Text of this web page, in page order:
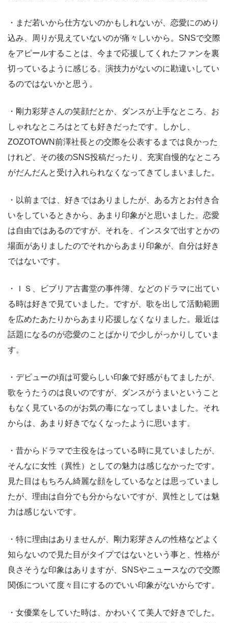
・まだ若いから仕方ないのかもしれないが、恋愛にのめり
込み、周りが見えていないのが痛々しいから。SNSで交際
をアピールすることは、今まで応援してくれたファンを裏
切っているように感じる。演技力がないのに勘違いしてい
るのではないかと思う。
・剛力彩芽さんの笑顔だとか、ダンスが上手なところ、お
しゃれなところはとても好きだったです。しかし、
ZOZOTOWN前澤社長との交際を公表するまでは良かった
けれど、その後のSNS投稿だったり、充実自慢的なところ
がだんだんと受け入れられなくなってきてしまいました。
・以前までは、好きではありましたが、ある方とお付き合
いをしているときから、あまり印象がと思いました。恋愛
は自由ではあるのですが、それを、インスタで出すとかの
場面がありましたのでそれからあまり印象が、自分は好き
ではないです。
・ＩＳ、ビブリア古書堂の事件簿、などのドラマに出てい
る時は好きで見ていました。ですが、歌を出して活動範囲
を広めたあたりからあまり応援しなくなりました。最近は
話題になるのが恋愛のことばかりで少しがっかりしていま
す。
・デビューの頃は可愛らしい印象で好感がもてましたが、
歌をうたうのは良いのですが、ダンスがうまいということ
もなく見ているのがお気の毒になってしまいました。それ
からは、あまり好きでなくなったように思います。
・昔からドラマで主役をはっている時に見ていましたが、
そんなに女性（異性）としての魅力は感じなかったです。
見た目はもちろん綺麗な顔をしているなとは思っていまし
たが、理由は自分でも分からないですが、異性としては魅
力は感じないです。
・特に理由はありませんが、剛力彩芽さんの性格などよく
知らないので見た目がタイプではないという事と、性格が
良さそうな印象はありますが、SNSやニュースなので交際
関係について度々目にするのでいい印象がないからです。
・女優業をしていた時は、かわいくて美人で好きでした。